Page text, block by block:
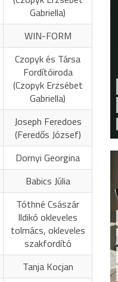
Gabriella)
WIN-FORM
Czopyk és Társa
Fordítóiroda
(Czopyk Erzsébet
Gabriella)
Joseph Feredoes
(Feredős József)
Dornyi Georgina
Babics Júlia
Tóthné Császár
Ildikó okleveles
tolmács, okleveles
szakfordító
Tanja Kocjan